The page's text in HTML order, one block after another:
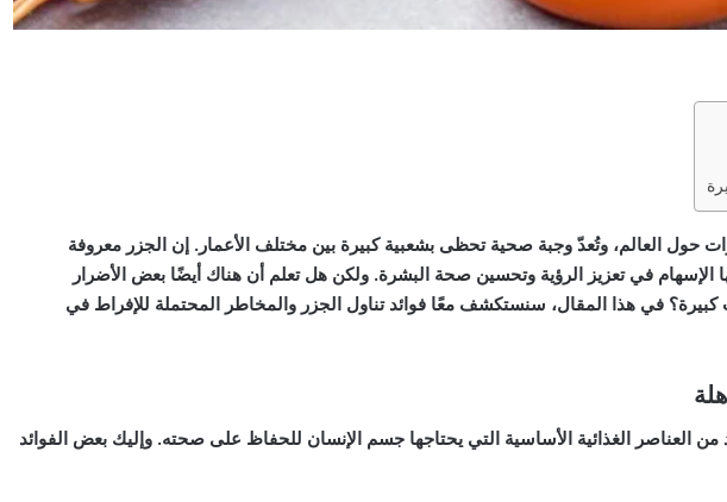
حول العالم، وتُعدّ وجبة صحية تحظى بشعبية كبيرة بين مختلف الأعمار. إن الجزر معروفة
الإسهام في تعزيز الرؤية وتحسين صحة البشرة. ولكن هل تعلم أن هناك أيضًا بعض الأضرار
كبيرة؟ في هذا المقال، سنستكشف معًا فوائد تناول الجزر والمخاطر المحتملة للإفراط في
من العناصر الغذائية الأساسية التي يحتاجها جسم الإنسان للحفاظ على صحته. وإليك بعض الفوائد